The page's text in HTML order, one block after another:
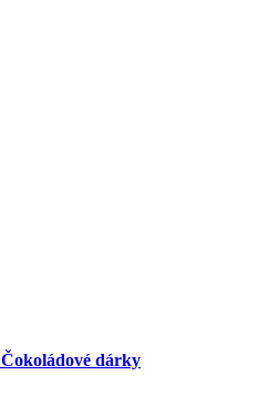
Čokoládové dárky